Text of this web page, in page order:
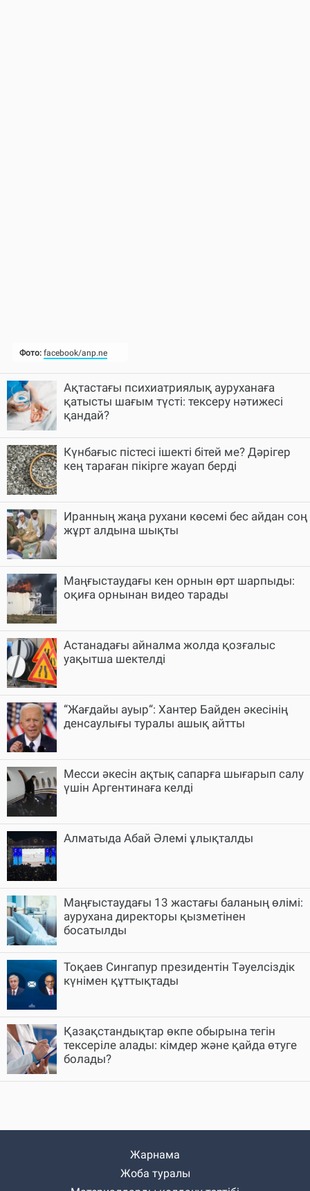
Ақтастағы психиатриялық ауруханаға
қатысты шағым түсті: тексеру нәтижесі
қандай?
Күнбағыс пістесі ішекті бітей ме? Дәрігер
кең тараған пікірге жауап берді
Иранның жаңа рухани көсемі бес айдан соң
жұрт алдына шықты
Маңғыстаудағы кен орнын өрт шарпыды:
оқиға орнынан видео тарады
Астанадағы айналма жолда қозғалыс
уақытша шектелді
“Жағдайы ауыр“: Хантер Байден әкесінің
денсаулығы туралы ашық айтты
Месси әкесін ақтық сапарға шығарып салу
үшін Аргентинаға келді
Алматыда Абай Әлемі ұлықталды
Маңғыстаудағы 13 жастағы баланың өлімі:
аурухана директоры қызметінен
босатылды
Тоқаев Сингапур президентін Тәуелсіздік
күнімен құттықтады
Қазақстандықтар өкпе обырына тегін
тексеріле алады: кімдер және қайда өтуге
болады?
Жарнама
Жоба туралы